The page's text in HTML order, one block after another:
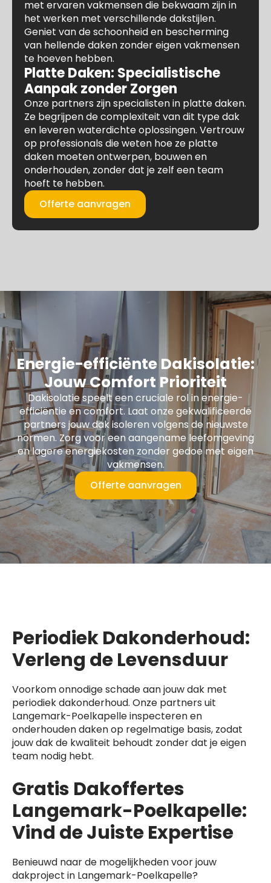
met ervaren vakmensen die bekwaam zijn in
het werken met verschillende dakstijlen.
Geniet van de schoonheid en bescherming
van hellende daken zonder eigen vakmensen
te hoeven hebben.
Platte Daken: Specialistische
Aanpak zonder Zorgen
Onze partners zijn specialisten in platte daken.
Ze begrijpen de complexiteit van dit type dak
en leveren waterdichte oplossingen. Vertrouw
op professionals die weten hoe ze platte
daken moeten ontwerpen, bouwen en
onderhouden, zonder dat je zelf een team
hoeft te hebben.
Offerte aanvragen
Energie-efficiënte Dakisolatie:
Jouw Comfort Prioriteit
Dakisolatie speelt een cruciale rol in energie-
efficiëntie en comfort. Laat onze gekwalificeerde
partners jouw dak isoleren volgens de nieuwste
normen. Zorg voor een aangename leefomgeving
en lagere energiekosten zonder gedoe met eigen
vakmensen.
Offerte aanvragen
Periodiek Dakonderhoud:
Verleng de Levensduur
Voorkom onnodige schade aan jouw dak met
periodiek dakonderhoud. Onze partners uit
Langemark-Poelkapelle inspecteren en
onderhouden daken op regelmatige basis, zodat
jouw dak de kwaliteit behoudt zonder dat je eigen
team nodig hebt.
Gratis Dakoffertes
Langemark-Poelkapelle:
Vind de Juiste Expertise
Benieuwd naar de mogelijkheden voor jouw
dakproject in Langemark-Poelkapelle?